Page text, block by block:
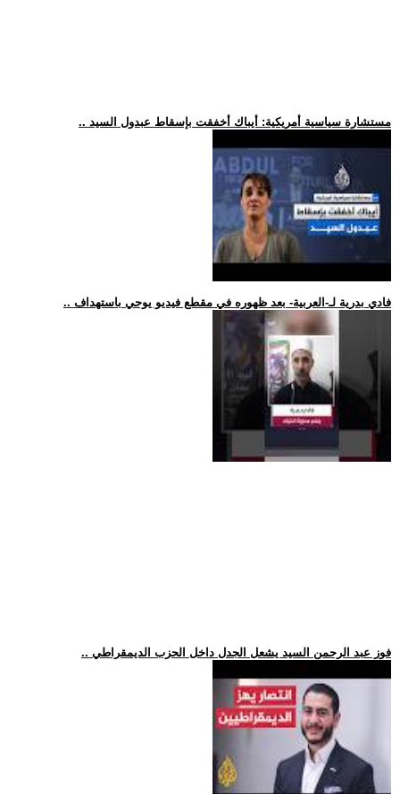
.. مستشارة سياسية أمريكية: أيباك أخفقت بإسقاط عبدول السيد
.. فادي بدرية لـ-العربية- بعد ظهوره في مقطع فيديو يوحي باستهداف
.. فوز عبد الرحمن السيد يشعل الجدل داخل الحزب الديمقراطي